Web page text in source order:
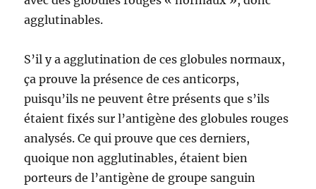
agglutinables.
S’il y a agglutination de ces globules normaux,
ça prouve la présence de ces anticorps,
puisqu’ils ne peuvent être présents que s’ils
étaient fixés sur l’antigène des globules rouges
analysés. Ce qui prouve que ces derniers,
quoique non agglutinables, étaient bien
porteurs de l’antigène de groupe sanguin